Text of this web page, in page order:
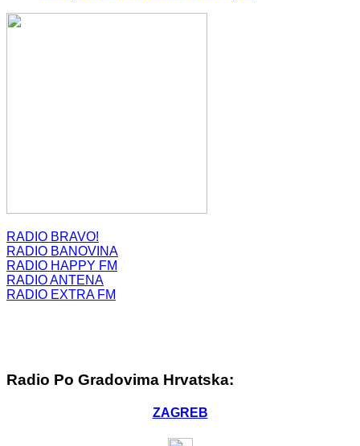
RADIO BRAVO!
RADIO BANOVINA
RADIO HAPPY FM
RADIO ANTENA
RADIO EXTRA FM
Radio Po Gradovima Hrvatska:
ZAGREB